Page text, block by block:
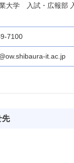
大学 入試・広報部
7100
it.ac.jp
先